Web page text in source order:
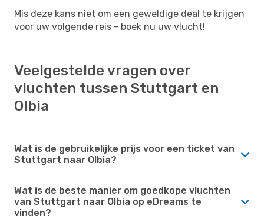
Mis deze kans niet om een ​​geweldige deal te krijgen
voor uw volgende reis - boek nu uw vlucht!
Veelgestelde vragen over
vluchten tussen Stuttgart en
Olbia
Wat is de gebruikelijke prijs voor een ticket van
Stuttgart naar Olbia?
Wat is de beste manier om goedkope vluchten
van Stuttgart naar Olbia op eDreams te
vinden?